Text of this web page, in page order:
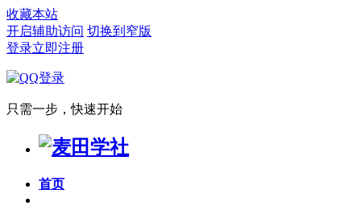
收藏本站
开启辅助访问 切换到窄版
登录立即注册
只需一步，快速开始
首页